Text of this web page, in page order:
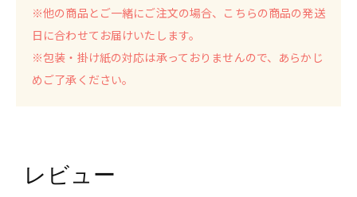
※他の商品とご一緒にご注文の場合、こちらの商品の発送
日に合わせてお届けいたします。
※包装・掛け紙の対応は承っておりませんので、あらかじ
めご了承ください。
レビュー